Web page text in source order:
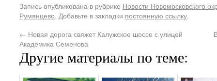
Запись опубликована в рубрике Новости Новомосковского
Румянцево. Добавьте в закладки постоянную ссылку.
← Новая дорога свяжет Калужское шоссе с улицей
Академика Семенова
Другие материалы по теме: